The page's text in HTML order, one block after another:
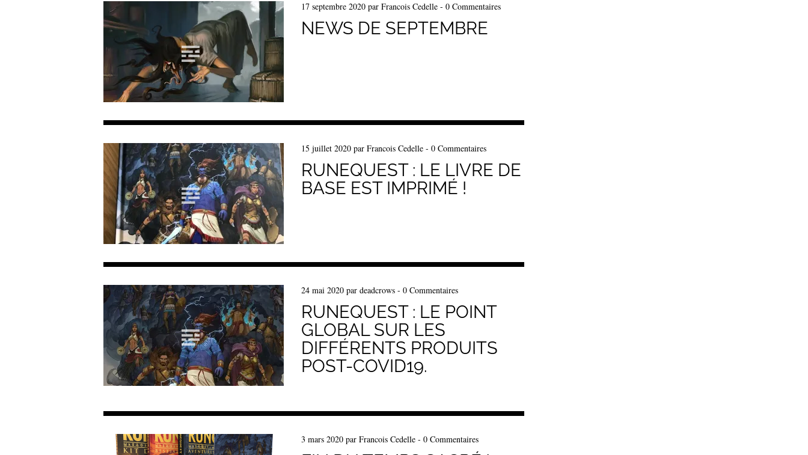
17 septembre 2020 par Francois Cedelle - 0 Commentaires
NEWS DE SEPTEMBRE
15 juillet 2020 par Francois Cedelle - 0 Commentaires
RUNEQUEST : LE LIVRE DE
BASE EST IMPRIMÉ !
24 mai 2020 par deadcrows - 0 Commentaires
RUNEQUEST : LE POINT
GLOBAL SUR LES
DIFFÉRENTS PRODUITS
POST-COVID19.
3 mars 2020 par Francois Cedelle - 0 Commentaires